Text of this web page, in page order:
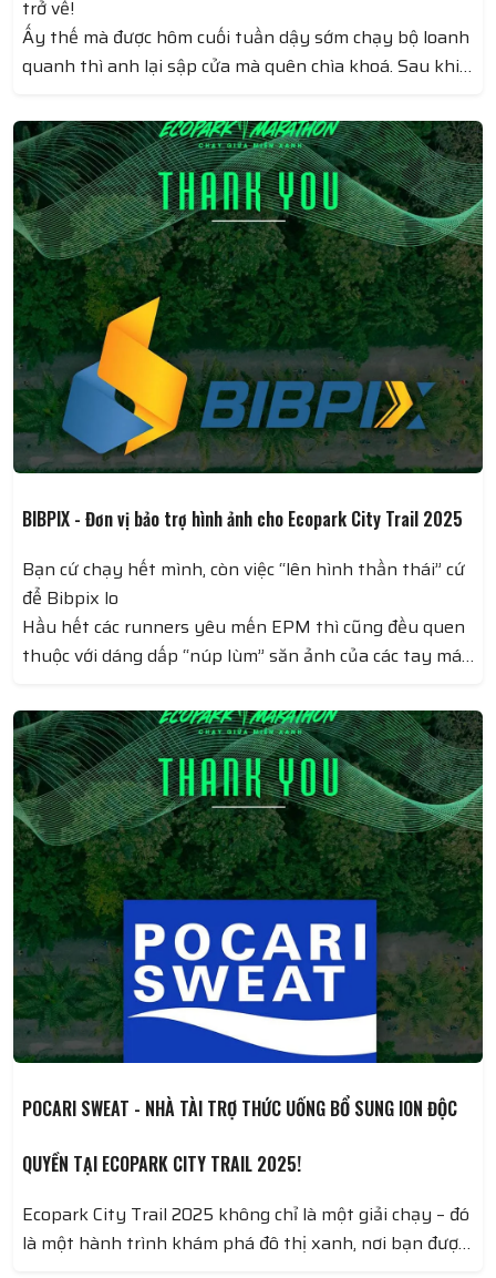
trở về!
Ấy thế mà được hôm cuối tuần dậy sớm chạy bộ loanh
quanh thì anh lại sập cửa mà quên chìa khoá. Sau khi
gọi thì sợ vợ mắng nên anh đành chạy tiếp 5km pace
6.
BIBPIX - Đơn vị bảo trợ hình ảnh cho Ecopark City Trail 2025
Bạn cứ chạy hết mình, còn việc “lên hình thần thái” cứ
để Bibpix lo
Hầu hết các runners yêu mến EPM thì cũng đều quen
thuộc với dáng dấp “núp lùm” săn ảnh của các tay máy
cục chỉn chu, lưu giữ những khoảnh khắc đẹp nhất
trên đường chạy.
POCARI SWEAT - NHÀ TÀI TRỢ THỨC UỐNG BỔ SUNG ION ĐỘC
QUYỀN TẠI ECOPARK CITY TRAIL 2025!
Ecopark City Trail 2025 không chỉ là một giải chạy – đó
là một hành trình khám phá đô thị xanh, nơi bạn được